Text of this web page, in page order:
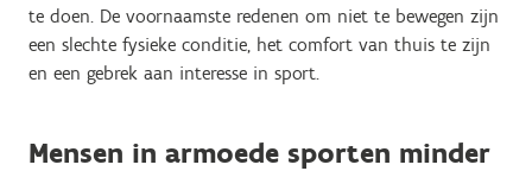
te doen. De voornaamste redenen om niet te bewegen zijn
een slechte fysieke conditie, het comfort van thuis te zijn
en een gebrek aan interesse in sport.
Mensen in armoede sporten minder